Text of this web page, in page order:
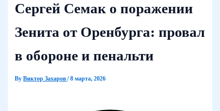
Сергей Семак о поражении
Зенита от Оренбурга: провал
в обороне и пенальти
ByВиктор Захаров/8 марта, 2026